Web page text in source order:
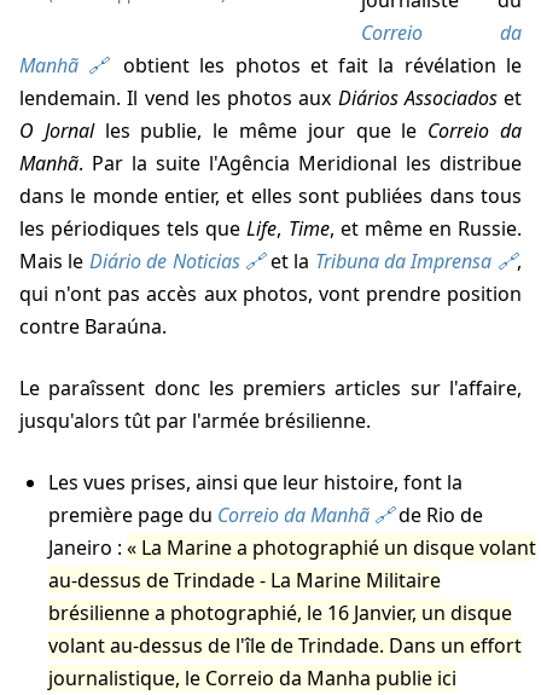
Correio da
Manhã
obtient les photos et fait la révélation le
lendemain. Il vend les photos aux Diários Associadoset
O Jornalles publie, le même jour que le Correio da
Manhã. Par la suite l'Agência Meridional les distribue
dans le monde entier, et elles sont publiées dans tous
les périodiques tels queLife, Time, et même en Russie.
Mais le Diário de Noticias et la Tribuna da Imprensa
,
qui n'ont pas accès aux photos, vont prendre position
contre Baraúna.
Le paraîssent donc les premiers articles sur l'affaire,
jusqu'alors tût par l'armée brésilienne.
Les vues prises, ainsi que leur histoire, font la
première page du Correio da Manhã
de Rio de
Janeiro :
La Marine a photographié un disque volant
au-dessus de Trindade - La Marine Militaire
brésilienne a photographié, le 16 Janvier, un disque
volant au-dessus de l'île de Trindade. Dans un effort
journalistique, le Correio da Manha publie ici